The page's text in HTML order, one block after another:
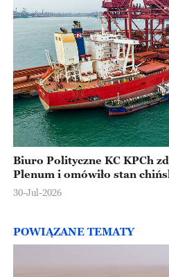
Biuro Polityczne KC KPCh
Plenum i omówiło stan
30-Jul-2026
POWIĄZANE TEMATY